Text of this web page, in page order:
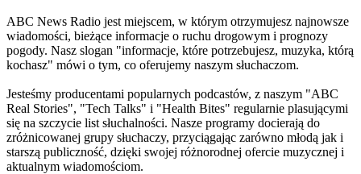
ABC News Radio jest miejscem, w którym otrzymujesz najnowsze
wiadomości, bieżące informacje o ruchu drogowym i prognozy
pogody. Nasz slogan "informacje, które potrzebujesz, muzyka, którą
kochasz" mówi o tym, co oferujemy naszym słuchaczom.
Jesteśmy producentami popularnych podcastów, z naszym "ABC
Real Stories", "Tech Talks" i "Health Bites" regularnie plasującymi
się na szczycie list słuchalności. Nasze programy docierają do
zróżnicowanej grupy słuchaczy, przyciągając zarówno młodą jak i
starszą publiczność, dzięki swojej różnorodnej ofercie muzycznej i
aktualnym wiadomościom.